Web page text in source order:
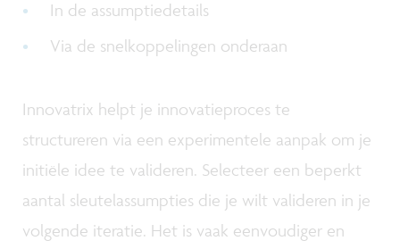
In de assumptiedetails
Via de snelkoppelingen onderaan
Innovatrix helpt je innovatieproces te
structureren via een experimentele aanpak om je
initiële idee te valideren. Selecteer een beperkt
aantal sleutelassumpties die je wilt valideren in je
volgende iteratie. Het is vaak eenvoudiger en